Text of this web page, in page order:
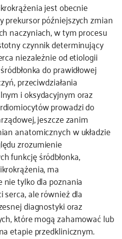
jest obecnie
prekursor późniejszych zmian
naczyniach, w tym procesu
czynnik determinujący
niezależnie od etiologii
do prawidłowej
przeciwdziałania
i oksydacyjnym oraz
prowadzi do
jeszcze zanim
anatomicznych w układzie
zrozumienie
funkcję śródbłonka,
ma
tylko dla poznania
ale również dla
diagnostyki oraz
które mogą zahamować lub
etapie przedklinicznym.